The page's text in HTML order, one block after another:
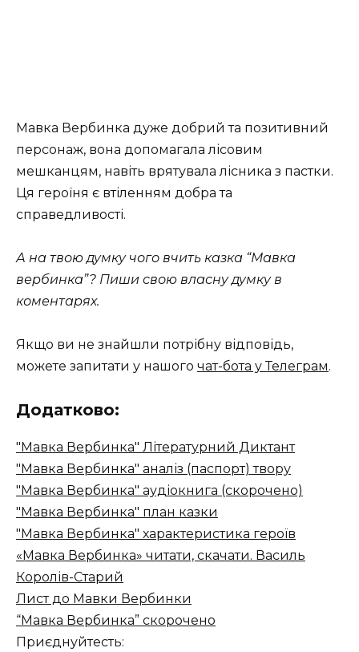
Мавка Вербинка дуже добрий та позитивний
персонаж, вона допомагала лісовим
мешканцям, навіть врятувала лісника з пастки.
Ця героїня є втіленням добра та
справедливості.
А на твою думку чого вчить казка “Мавка
вербинка”? Пиши свою власну думку в
коментарях.
Якщо ви не знайшли потрібну відповідь,
можете запитати у нашого чат-бота у Телеграм.
Додатково:
"Мавка Вербинка" Літературний Диктант
"Мавка Вербинка" аналіз (паспорт) твору
"Мавка Вербинка" аудіокнига (скорочено)
"Мавка Вербинка" план казки
"Мавка Вербинка" характеристика героїв
«Мавка Вербинка» читати, скачати. Василь
Королів-Старий
Лист до Мавки Вербинки
“Мавка Вербинка” скорочено
Приєднуйтесть: